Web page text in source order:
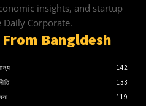
insights, and startup
Daily Corporate.
Bangldesh
142
133
119